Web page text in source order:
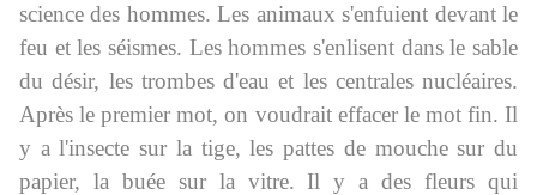
science des hommes. Les animaux s'enfuient devant le
feu et les séismes. Les hommes s'enlisent dans le sable
du désir, les trombes d'eau et les centrales nucléaires.
Après le premier mot, on voudrait effacer le mot fin. Il
y a l'insecte sur la tige, les pattes de mouche sur du
papier, la buée sur la vitre. Il y a des fleurs qui